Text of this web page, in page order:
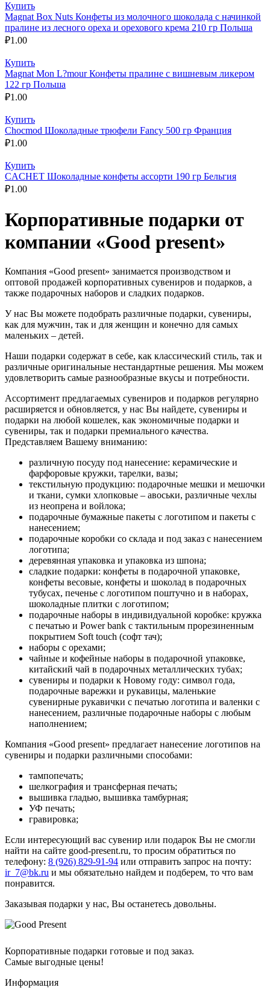
Купить
Magnat Box Nuts Конфеты из молочного шоколада с начинкой
пралине из лесного ореха и орехового крема 210 гр Польша
₽1.00
Купить
Magnat Mon L?mour Конфеты пралине с вишневым ликером
122 гр Польша
₽1.00
Купить
Chocmod Шоколадные трюфели Fancy 500 гр Франция
₽1.00
Купить
CACHET Шоколадные конфеты ассорти 190 гр Бельгия
₽1.00
Корпоративные подарки от
компании «Good present»
Компания «Good present» занимается производством и
оптовой продажей корпоративных сувениров и подарков, а
также подарочных наборов и сладких подарков.
У нас Вы можете подобрать различные подарки, сувениры,
как для мужчин, так и для женщин и конечно для самых
маленьких – детей.
Наши подарки содержат в себе, как классический стиль, так и
различные оригинальные нестандартные решения. Мы можем
удовлетворить самые разнообразные вкусы и потребности.
Ассортимент предлагаемых сувениров и подарков регулярно
расширяется и обновляется, у нас Вы найдете, сувениры и
подарки на любой кошелек, как экономичные подарки и
сувениры, так и подарки премиального качества.
Представляем Вашему вниманию:
различную посуду под нанесение: керамические и
фарфоровые кружки, тарелки, вазы;
текстильную продукцию: подарочные мешки и мешочки
и ткани, сумки хлопковые – авоськи, различные чехлы
из неопрена и войлока;
подарочные бумажные пакеты с логотипом и пакеты с
нанесением;
подарочные коробки со склада и под заказ с нанесением
логотипа;
деревянная упаковка и упаковка из шпона;
сладкие подарки: конфеты в подарочной упаковке,
конфеты весовые, конфеты и шоколад в подарочных
тубусах, печенье с логотипом поштучно и в наборах,
шоколадные плитки с логотипом;
подарочные наборы в индивидуальной коробке: кружка
с печатью и Power bank с тактильным прорезиненным
покрытием Soft touch (софт тач);
наборы с орехами;
чайные и кофейные наборы в подарочной упаковке,
китайский чай в подарочных металлических тубах;
сувениры и подарки к Новому году: символ года,
подарочные варежки и рукавицы, маленькие
сувенирные рукавички с печатью логотипа и валенки с
нанесением, различные подарочные наборы с любым
наполнением;
Компания «Good present» предлагает нанесение логотипов на
сувениры и подарки различными способами:
тампопечать;
шелкография и трансферная печать;
вышивка гладью, вышивка тамбурная;
УФ печать;
гравировка;
Если интересующий вас сувенир или подарок Вы не смогли
найти на сайте good-present.ru, то просим обратиться по
телефону: 8 (926) 829-91-94 или отправить запрос на почту:
ir_7@bk.ru и мы обязательно найдем и подберем, то что вам
понравится.
Заказывая подарки у нас, Вы останетесь довольны.
Корпоративные подарки готовые и под заказ.
Самые выгодные цены!
Информация